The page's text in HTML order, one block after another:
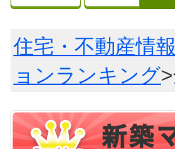
住宅・不動産情
ョンランキング